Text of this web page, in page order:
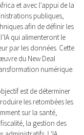
et avec l’appui de la
publiques,
afin de définir les
qui alimenteront le
par les données. Cette
du New Deal
numérique.
est de déterminer
les retombées les
sur la santé,
la gestion des